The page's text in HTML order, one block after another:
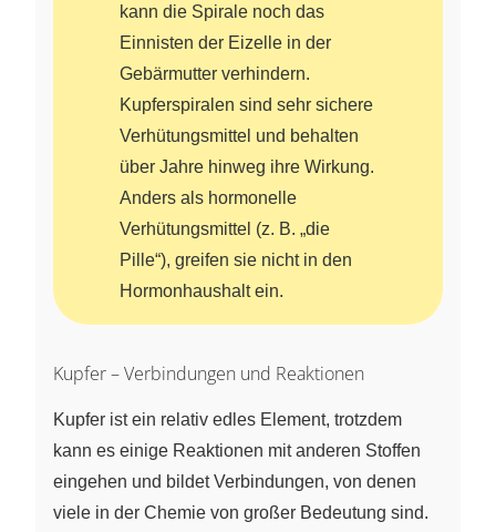
kann die Spirale noch das
Einnisten der Eizelle in der
Gebärmutter verhindern.
Kupferspiralen sind sehr sichere
Verhütungsmittel und behalten
über Jahre hinweg ihre Wirkung.
Anders als hormonelle
Verhütungsmittel (z. B. „die
Pille“), greifen sie nicht in den
Hormonhaushalt ein.
Kupfer – Verbindungen und Reaktionen
Kupfer ist ein relativ edles Element, trotzdem
kann es einige Reaktionen mit anderen Stoffen
eingehen und bildet Verbindungen, von denen
viele in der Chemie von großer Bedeutung sind.